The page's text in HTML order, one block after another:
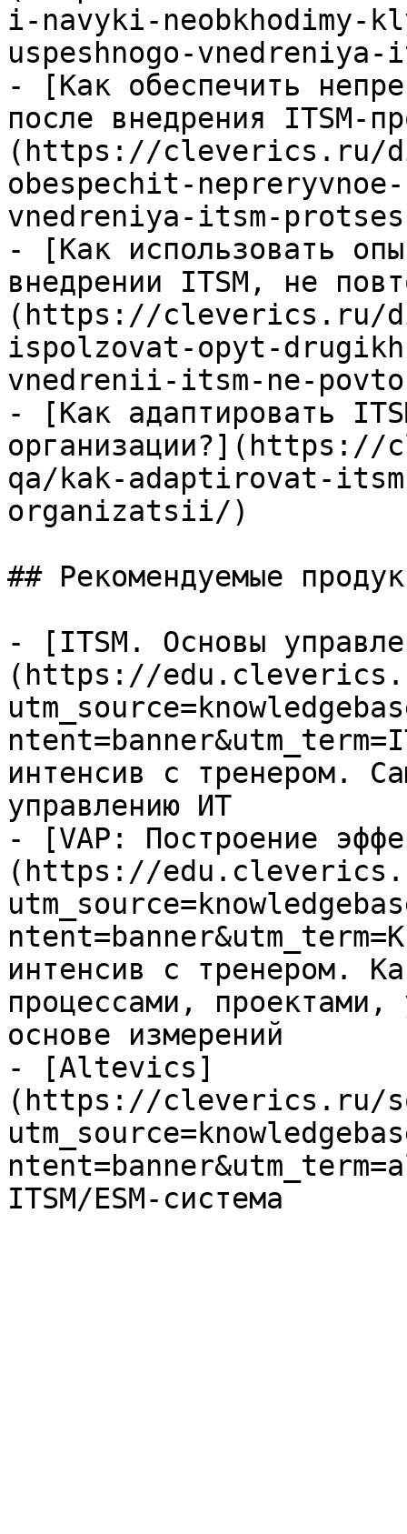
i-navyki-neobkhodimy-
uspeshnogo-
- [Как обеспечить
после внедрения ITSM-
(https://cleverics.ru/
obespechit-
vnedreniya-itsm-
- [Как использовать
внедрении ITSM, не
(https://cleverics.ru/
ispolzovat-opyt-
vnedrenii-itsm-ne-
- [Как адаптировать
qa/kak-adaptirovat-
organizatsii/)
## Рекомендуемые
- [ITSM. Основы
(https://
интенсив с тренером.
управлению ИТ
- [VAP: Построение
(https://
интенсив с тренером.
процессами, проектами,
основе измерений
- [Altevics]
(https://cleverics.ru/
ITSM/ESM-система